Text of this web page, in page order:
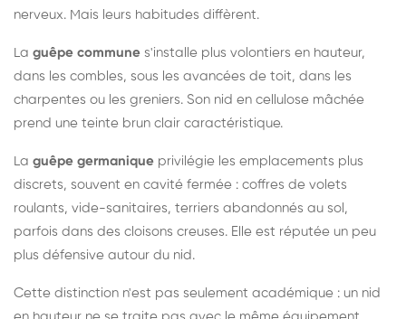
nerveux. Mais leurs habitudes diffèrent.
La guêpe commune s'installe plus volontiers en hauteur,
dans les combles, sous les avancées de toit, dans les
charpentes ou les greniers. Son nid en cellulose mâchée
prend une teinte brun clair caractéristique.
La guêpe germanique privilégie les emplacements plus
discrets, souvent en cavité fermée : coffres de volets
roulants, vide-sanitaires, terriers abandonnés au sol,
parfois dans des cloisons creuses. Elle est réputée un peu
plus défensive autour du nid.
Cette distinction n'est pas seulement académique : un nid